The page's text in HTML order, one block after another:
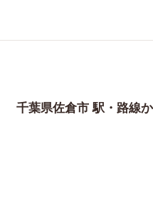
千葉県佐倉市 駅・路線